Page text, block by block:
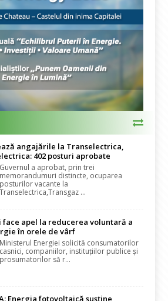
angajările la Transelectrica,
402 posturi aprobate
Guvernul a aprobat, prin trei
memorandumuri distincte, ocuparea
posturilor vacante la
Transelectrica,Transgaz ...
apel la reducerea voluntară a
în orele de vârf
Ministerul Energiei solicită consumatorilor
casnici, companiilor, instituțiilor publice și
prosumatorilor să r...
Energia fotovoltaică susține